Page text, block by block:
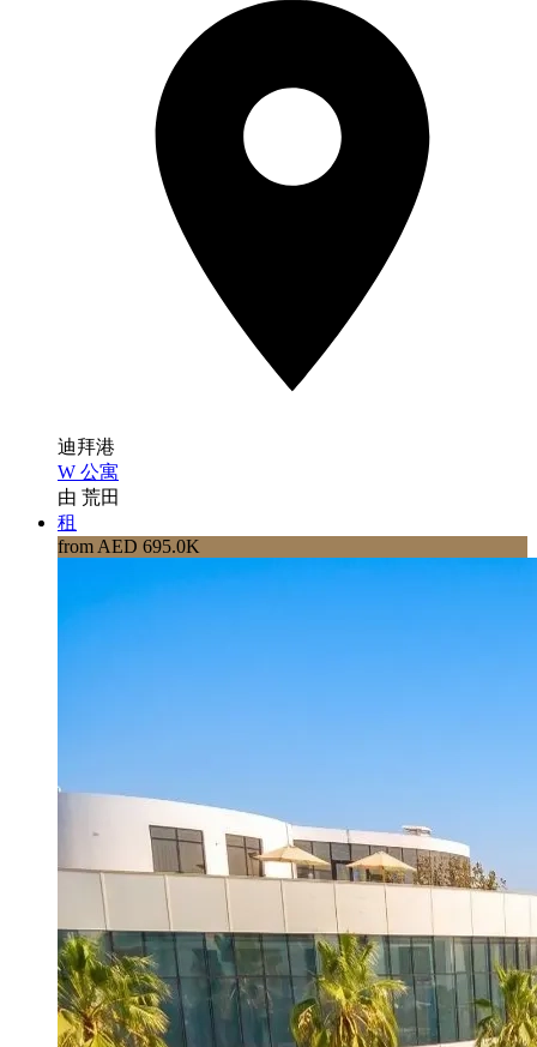
迪拜港
W 公寓
由 荒田
租
from AED 695.0K